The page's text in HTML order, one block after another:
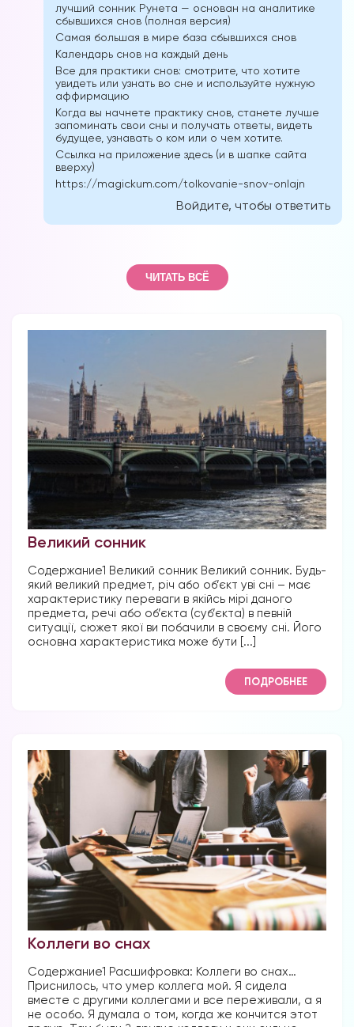
лучший сонник Рунета — основан на аналитике
сбывшихся снов (полная версия)
Самая большая в мире база сбывшихся снов
Календарь снов на каждый день
Все для практики снов: смотрите, что хотите
увидеть или узнать во сне и используйте нужную
аффирмацию
Когда вы начнете практику снов, станете лучше
запоминать свои сны и получать ответы, видеть
будущее, узнавать о ком или о чем хотите.
Ссылка на приложение здесь (и в шапке сайта
вверху)
https://magickum.com/tolkovanie-snov-onlajn
Войдите, чтобы ответить
ЧИТАТЬ ВСЁ
Великий сонник
Содержание1 Великий сонник Великий сонник. Будь-
який великий предмет, річ або об’єкт уві сні – має
характеристику переваги в якійсь мірі даного
предмета, речі або об’єкта (суб’єкта) в певній
ситуації, сюжет якої ви побачили в своєму сні. Його
основна характеристика може бути [...]
ПОДРОБНЕЕ
Коллеги во снах
Содержание1 Расшифровка: Коллеги во снах…
Приснилось, что умер коллега мой. Я сидела
вместе с другими коллегами и все переживали, а я
не особо. Я думала о том, когда же кончится этот
Форум в
Телеграм
Форум на сайте